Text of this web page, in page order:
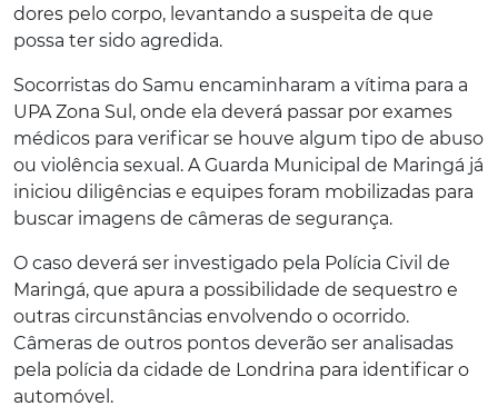
dores pelo corpo, levantando a suspeita de que
possa ter sido agredida.
Socorristas do Samu encaminharam a vítima para a
UPA Zona Sul, onde ela deverá passar por exames
médicos para verificar se houve algum tipo de abuso
ou violência sexual. A Guarda Municipal de Maringá já
iniciou diligências e equipes foram mobilizadas para
buscar imagens de câmeras de segurança.
O caso deverá ser investigado pela Polícia Civil de
Maringá, que apura a possibilidade de sequestro e
outras circunstâncias envolvendo o ocorrido.
Câmeras de outros pontos deverão ser analisadas
pela polícia da cidade de Londrina para identificar o
automóvel.